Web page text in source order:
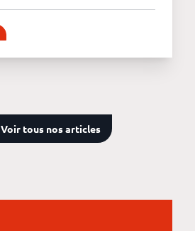
Voir tous nos articles